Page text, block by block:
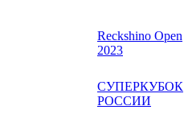
Reckshino Open
2023
СУПЕРКУБОК
РОССИИ